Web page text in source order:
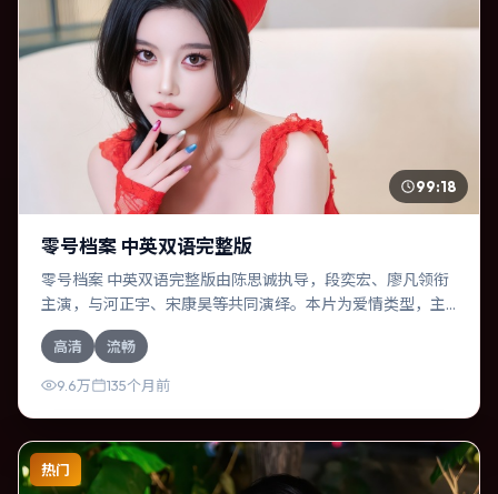
99:18
零号档案 中英双语完整版
零号档案 中英双语完整版由陈思诚执导，段奕宏、廖凡领衔
主演，与河正宇、宋康昊等共同演绎。本片为爱情类型，主
要班底与取景来自德国。两代人的隔阂在故乡小城被慢慢缝
合。影片整体气质浓烈，节奏紧凑，人物动机清晰，适合喜
欢强情节与细腻表演的观众。
高清 流畅
9.6万 135个月前
热门